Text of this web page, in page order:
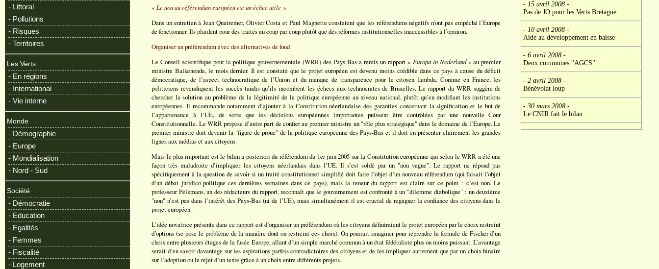
- Littoral
- Pollutions
- Risques
- Territoires
Les Verts
- En régions
- International
- Vie interne
Monde
- Démographie
- Europe
- Mondialisation
- Nord - Sud
Société
- Démocratie
- Education
- Egalités
- Femmes
- Fiscalité
- Logement
«Le non au référendum européen est un échec utile »
Dans un entretien à Jean Quatremer, Olivier Costa et Paul Magnette constatent que les référendums négatifs n’ont pas empêché l’Europe
de fonctionner. Ils plaident pour des traités au coup par coup plutôt que des réformes institutionnelles inaccessibles à l’opinion.
Organiser un préférendum avec des alternatives de fond
Le Conseil scientifique pour la politique gouvernementale (WRR) des Pays-Bas a remis un rapport « Europa in Nederland» au premier
ministre Balkenende, le mois dernier. Il est constaté que le projet européen est devenu moins crédible dans ce pays à cause du déficit
démocratique, de l’aspect technocratique de l’Union et du manque de transparence pour le citoyen lambda. Comme en France, les
politiciens revendiquent les succès tandis qu’ils incombent les échecs aux technocrates de Bruxelles. Le rapport du WRR suggère de
chercher la solution au problème de la légitimité de la politique européenne au niveau national, plutôt qu’en modifiant les institutions
européennes. Il recommande notamment d’ajouter à la Constitution néerlandaise des garanties concernant la signification et le but de
l’appartenance à l’UE, de sorte que les décisions européennes importantes puissent être contrôlées par une nouvelle Cour
Constitutionnelle. Le WRR propose d’autre part de confier au premier ministre un "rôle plus stratégique" dans le domaine de l’Europe. Le
premier ministre doit devenir la "figure de proue" de la politique européenne des Pays-Bas et il doit en présenter clairement les grandes
lignes aux médias et aux citoyens.
Mais le plus important est le bilan a posteriori du référendum du 1er juin 2005 sur la Constitution européenne qui selon le WRR a été une
façon très maladroite d’impliquer les citoyens néerlandais dans l’UE. Il s’est soldé par un "non vague". Le rapport ne répond pas
spécifiquement à la question de savoir si un traité constitutionnel simplifié doit faire l’objet d’un nouveau référendum (qui faisait l’objet
d’un débat juridico-politique ces dernières semaines dans ce pays), mais la teneur du rapport est claire sur ce point : c’est non. Le
professeur Pelkmans, un des rédacteurs du rapport, reconnaît que le gouvernement est confronté à un "dilemme diabolique" : un deuxième
"non" n’est pas dans l’intérêt des Pays-Bas (ni de l’UE), mais simultanément il est crucial de regagner la confiance des citoyens dans le
projet européen.
L’idée novatrice présente dans ce rapport est d’organiser un préférendum où les citoyens définiraient le projet européen par le choix restreint
d’options (se pose le problème de la manière dont on restreint ces choix). On pourrait imaginer pour reprendre la formule de Fischer d’un
choix entre plusieurs étages de la fusée Europe, allant d’un simple marché commun à un état fédéraliste plus ou moins puissant. L’avantage
serait d’en savoir davantage sur les aspirations parfois contradictoires des citoyens et de les impliquer autrement que par un choix binaire
sur l’adoption ou le rejet d’un texte grâce à un choix entre différents projets.
- 15 avril 2008-
Pas de JO pour les Verts Bretagne
- 10 avril 2008-
Aide au développement en baisse
- 6 avril 2008-
Deux communes "AGCS"
- 2 avril 2008-
Bénévolat loup
- 30 mars 2008-
Le CNIR fait le bilan